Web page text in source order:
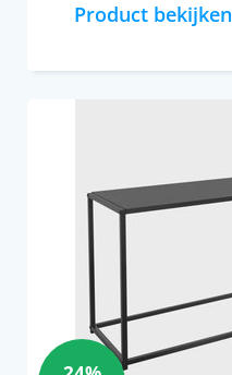
Product bekijken